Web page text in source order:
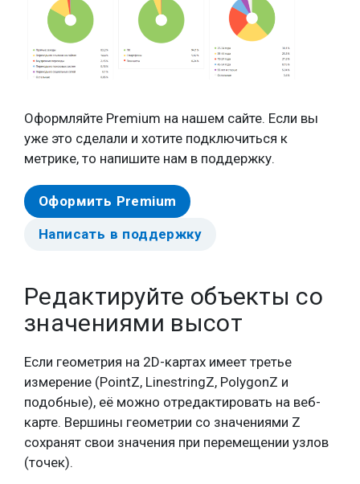
Оформляйте Premium на нашем сайте. Если вы
уже это сделали и хотите подключиться к
метрике, то напишите нам в поддержку.
Оформить Premium
Написать в поддержку
Редактируйте объекты со
значениями высот
Если геометрия на 2D-картах имеет третье
измерение (PointZ, LinestringZ, PolygonZ и
подобные), её можно отредактировать на веб-
карте. Вершины геометрии со значениями Z
сохранят свои значения при перемещении узлов
(точек).